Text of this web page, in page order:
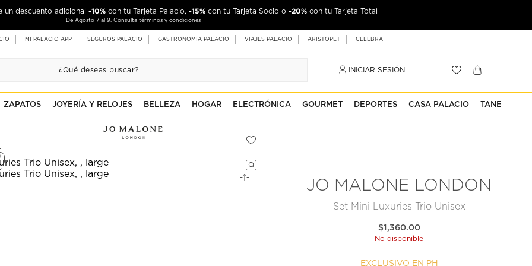
un descuento adicional -10% con tu Tarjeta Palacio, -15% con tu Tarjeta Socio o -20% con tu Tarjeta Total
De Agosto 7 al 9. Consulta términos y condiciones
MI PALACIO APP SEGUROS PALACIO GASTRONOMÍA PALACIO VIAJES PALACIO ARISTOPET CELEBRA
INICIAR SESIÓN
ZAPATOS JOYERÍA Y RELOJES BELLEZA HOGAR ELECTRÓNICA GOURMET DEPORTES CASA PALACIO TANE
JO MALONE LONDON
Set Mini Luxuries Trio Unisex
$1,360.00
No disponible
EXCLUSIVO EN PH